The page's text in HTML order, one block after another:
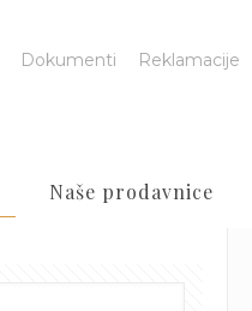
Naše prodavnice
Dokumenti Reklamacije